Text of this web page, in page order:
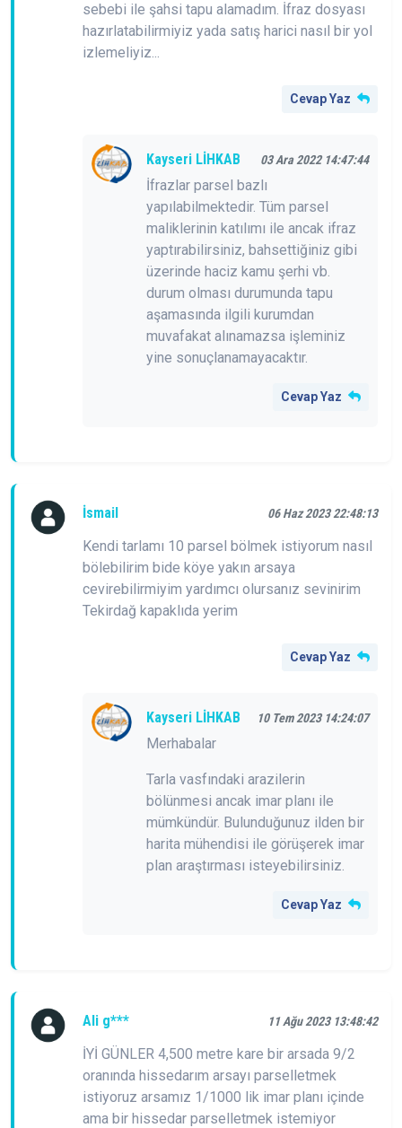
sebebi ile şahsi tapu alamadım. İfraz dosyası
hazırlatabilirmiyiz yada satış harici nasıl bir yol
izlemeliyiz...
Cevap Yaz
Kayseri LİHKAB 03 Ara 2022 14:47:44
İfrazlar parsel bazlı
yapılabilmektedir. Tüm parsel
maliklerinin katılımı ile ancak ifraz
yaptırabilirsiniz, bahsettiğiniz gibi
üzerinde haciz kamu şerhi vb.
durum olması durumunda tapu
aşamasında ilgili kurumdan
muvafakat alınamazsa işleminiz
yine sonuçlanamayacaktır.
Cevap Yaz
İsmail 06 Haz 2023 22:48:13
Kendi tarlamı 10 parsel bölmek istiyorum nasıl
bölebilirim bide köye yakın arsaya
cevirebilirmiyim yardımcı olursanız sevinirim
Tekirdağ kapaklıda yerim
Cevap Yaz
Kayseri LİHKAB 10 Tem 2023 14:24:07
Merhabalar
Tarla vasfındaki arazilerin
bölünmesi ancak imar planı ile
mümkündür. Bulunduğunuz ilden bir
harita mühendisi ile görüşerek imar
plan araştırması isteyebilirsiniz.
Cevap Yaz
Ali g*** 11 Ağu 2023 13:48:42
İYİ GÜNLER 4,500 metre kare bir arsada 9/2
oranında hissedarım arsayı parselletmek
istiyoruz arsamız 1/1000 lik imar planı içinde
ama bir hissedar parselletmek istemiyor